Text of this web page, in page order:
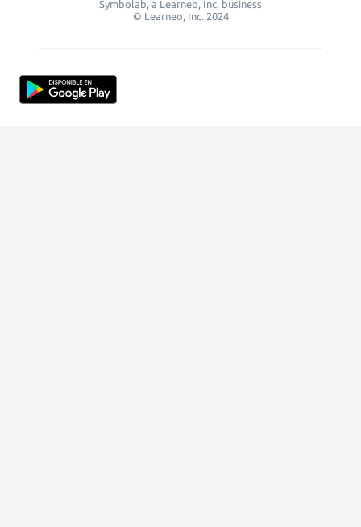
Symbolab, a Learneo, Inc. business
© Learneo, Inc. 2024